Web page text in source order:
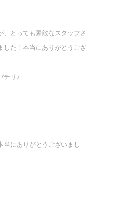
、とっても素敵なスタッフさ
した！本当にありがとうござ
チリ♪
当にありがとうございまし